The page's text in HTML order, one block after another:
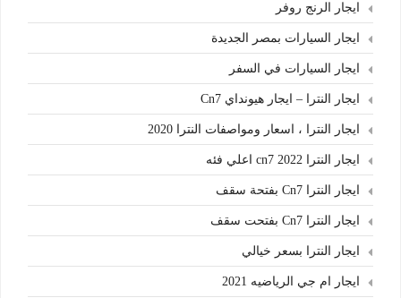
ايجار الرنج روفر
ايجار السيارات بمصر الجديدة
ايجار السيارات في السفر
ايجار النترا – ايجار هيونداي Cn7
ايجار النترا ، اسعار ومواصفات النترا 2020
ايجار النترا cn7 2022 اعلي فئه
ايجار النترا Cn7 بفتحة سقف
ايجار النترا Cn7 بفتحت سقف
ايجار النترا بسعر خيالي
ايجار ام جي الرياضيه 2021